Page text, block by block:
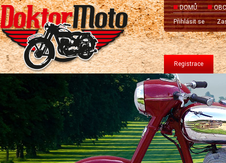
DOMŮ
Přihlásit se
Registrace